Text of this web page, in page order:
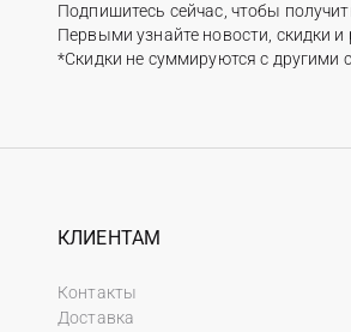
Подпишитесь сейчас, чтобы
Первыми узнайте новости, скидки и
*Скидки не суммируются с
КЛИЕНТАМ
Контакты
Доставка